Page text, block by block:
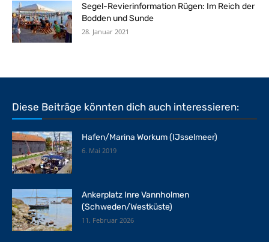
Segel-Revierinformation Rügen: Im Reich der
Bodden und Sunde
28. Januar 2021
Diese Beiträge könnten dich auch interessieren:
Hafen/Marina Workum (IJsselmeer)
6. Mai 2019
Ankerplatz Inre Vannholmen
(Schweden/Westküste)
11. Februar 2026